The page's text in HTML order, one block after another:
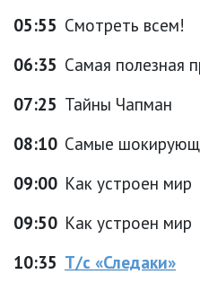
05:55 Смотреть всем!
06:35 Самая полезная
07:25 Тайны Чапман
08:10 Самые
09:00 Как устроен мир
09:50 Как устроен мир
10:35 Т/с «Следаки»